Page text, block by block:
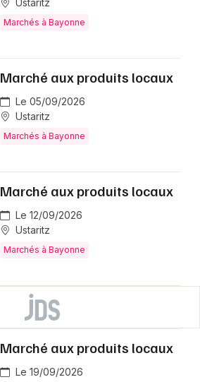
Ustaritz
Marchés à Bayonne
Marché aux produits locaux
Le 05/09/2026
Ustaritz
Marchés à Bayonne
Marché aux produits locaux
Le 12/09/2026
Ustaritz
Marchés à Bayonne
Marché aux produits locaux
Le 19/09/2026